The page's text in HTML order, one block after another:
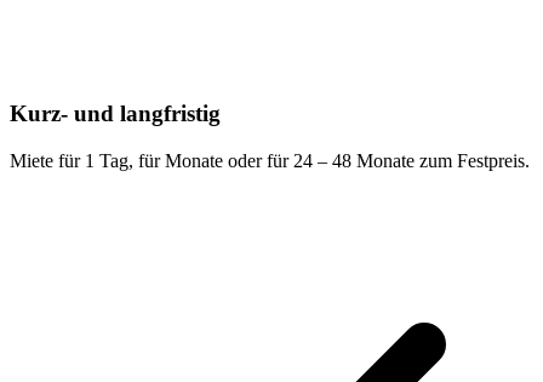
Kurz- und langfristig
Miete für 1 Tag, für Monate oder für 24 – 48 Monate zum Festpreis.